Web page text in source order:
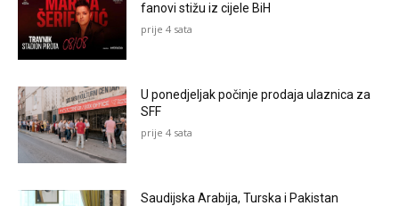
fanovi stižu iz cijele BiH
prije 4 sata
U ponedjeljak počinje prodaja ulaznica za
SFF
prije 4 sata
Saudijska Arabija, Turska i Pakistan